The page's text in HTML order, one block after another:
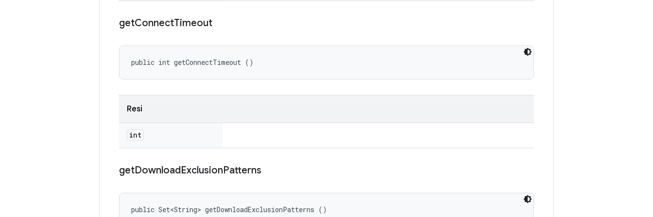
getConnectTimeout
public int getConnectTimeout ()
Resi
int
getDownloadExclusionPatterns
public Set<String> getDownloadExclusionPatterns ()